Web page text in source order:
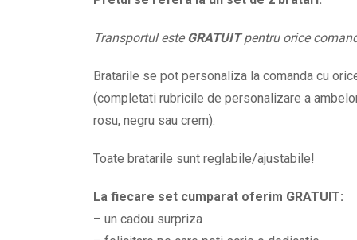
lui
alegere
Transportul esteGRATUITpentru orice
Bratarile se pot personaliza la comanda cu
(completati rubricile de personalizare a
rosu, negru sau crem).
Toate bratarile sunt reglabile/ajustabile!
La fiecare set cumparat oferim GRATUIT:
– un cadou surpriza